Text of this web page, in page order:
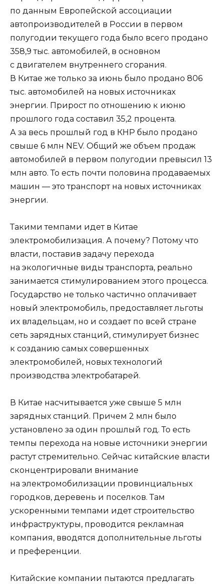
по данным Европейской ассоциации
автопроизводителей в России в первом
полугодии текущего года было всего продано
358,9 тыс. автомобилей, в основном
с двигателем внутреннего сгорания.
В Китае же только за июнь было продано 806
тыс. автомобилей на новых источниках
энергии. Прирост по отношению к июню
прошлого года составил 35,2 процента.
А за весь прошлый год в КНР было продано
свыше 6 млн NEV. Общий же объем продаж
автомобилей в первом полугодии превысил 13
млн авто. То есть почти половина продаваемых
машин — это транспорт на новых источниках
энергии.
Такими темпами идет в Китае
электромобилизация. А почему? Потому что
власти, поставив задачу перехода
на экологичные виды транспорта, реально
занимается стимулированием этого процесса.
Государство не только частично оплачивает
новый электромобиль, предоставляет льготы
их владельцам, но и создает по всей стране
сеть зарядных станций, стимулирует бизнес
к созданию самых совершенных
электромобилей, новых технологий
производства электробатарей.
В Китае насчитывается уже свыше 5 млн
зарядных станций. Причем 2 млн было
установлено за один прошлый год. То есть
темпы перехода на новые источники энергии
растут стремительно. Сейчас китайские власти
сконцентрировали внимание
на электромобилизации провинциальных
городков, деревень и поселков. Там
ускоренными темпами идет строительство
инфраструктуры, проводится рекламная
компания, вводятся дополнительные льготы
и преференции.
Китайские компании пытаются предлагать